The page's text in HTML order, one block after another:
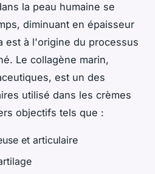
la peau humaine se
diminuant en épaisseur
est à l'origine du processus
Le collagène marin,
est un des
utilisé dans les crèmes
objectifs tels que :
et articulaire